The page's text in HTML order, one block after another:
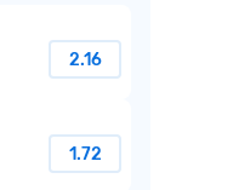
2.16
1.72